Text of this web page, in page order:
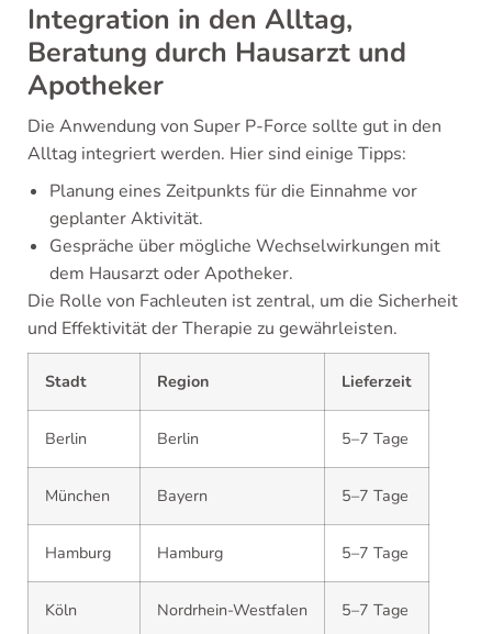
Integration in den Alltag,
Beratung durch Hausarzt und
Apotheker
Die Anwendung von Super P-Force sollte gut in den
Alltag integriert werden. Hier sind einige Tipps:
Planung eines Zeitpunkts für die Einnahme vor
geplanter Aktivität.
Gespräche über mögliche Wechselwirkungen mit
dem Hausarzt oder Apotheker.
Die Rolle von Fachleuten ist zentral, um die Sicherheit
und Effektivität der Therapie zu gewährleisten.
Stadt Region Lieferzeit
Berlin Berlin 5–7 Tage
München Bayern 5–7 Tage
Hamburg Hamburg 5–7 Tage
Köln Nordrhein-Westfalen 5–7 Tage